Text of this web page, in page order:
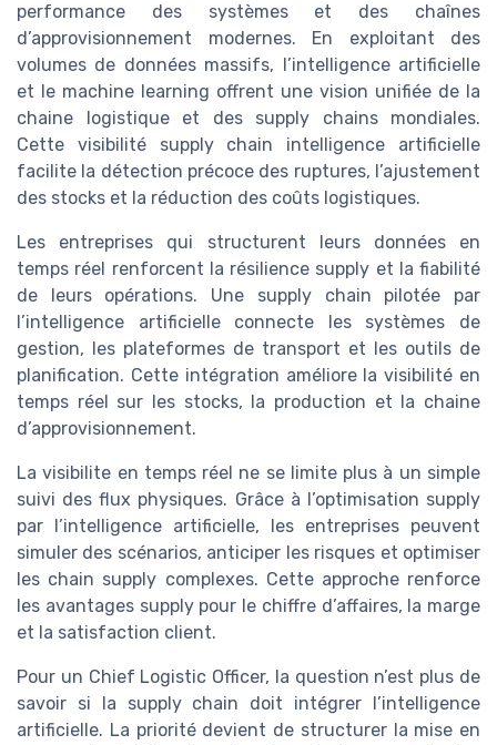
performance des systèmes et des chaînes
d’approvisionnement modernes. En exploitant des
volumes de données massifs, l’intelligence artificielle
et le machine learning offrent une vision unifiée de la
chaine logistique et des supply chains mondiales.
Cette visibilité supply chain intelligence artificielle
facilite la détection précoce des ruptures, l’ajustement
des stocks et la réduction des coûts logistiques.
Les entreprises qui structurent leurs données en
temps réel renforcent la résilience supply et la fiabilité
de leurs opérations. Une supply chain pilotée par
l’intelligence artificielle connecte les systèmes de
gestion, les plateformes de transport et les outils de
planification. Cette intégration améliore la visibilité en
temps réel sur les stocks, la production et la chaine
d’approvisionnement.
La visibilite en temps réel ne se limite plus à un simple
suivi des flux physiques. Grâce à l’optimisation supply
par l’intelligence artificielle, les entreprises peuvent
simuler des scénarios, anticiper les risques et optimiser
les chain supply complexes. Cette approche renforce
les avantages supply pour le chiffre d’affaires, la marge
et la satisfaction client.
Pour un Chief Logistic Officer, la question n’est plus de
savoir si la supply chain doit intégrer l’intelligence
artificielle. La priorité devient de structurer la mise en